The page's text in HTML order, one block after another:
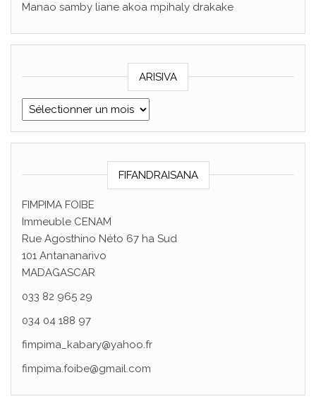
Manao samby liane akoa mpihaly drakake
ARISIVA
ARISIVA
FIFANDRAISANA
FIMPIMA FOIBE
Immeuble CENAM
Rue Agosthino Néto 67 ha Sud
101 Antananarivo
MADAGASCAR
033 82 965 29
034 04 188 97
fimpima_kabary@yahoo.fr
fimpima.foibe@gmail.com